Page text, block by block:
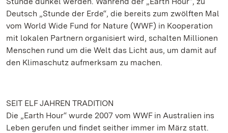
Deutsch „Stunde der Erde“, die bereits zum zwölften Mal
vom World Wide Fund for Nature (WWF) in Kooperation
mit lokalen Partnern organisiert wird, schalten Millionen
Menschen rund um die Welt das Licht aus, um damit auf
den Klimaschutz aufmerksam zu machen.
SEIT ELF JAHREN TRADITION
Die „Earth Hour“ wurde 2007 vom WWF in Australien ins
Leben gerufen und findet seither immer im März statt.